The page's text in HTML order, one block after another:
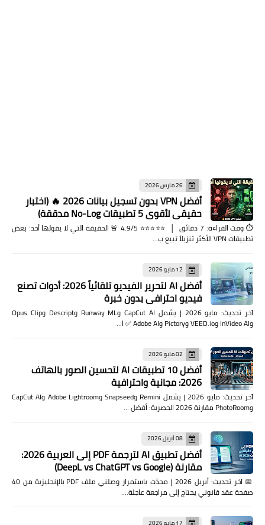
26 مارس 2026
أفضل VPN بدون تسجيل بيانات 2026 🔥 (اختبار
حقيقي لأقوى 5 تطبيقات No-Log مدققة)
⏱️ وقت القراءة: 7 دقائق │ ⭐⭐⭐⭐⭐ 4.9/5 🚨 الحقيقة التي لا يقولها أحد: بعض
تطبيقات VPN الأكثر تنزيلاً تبيع ب…
12 مايو 2026
أفضل AI لتحرير الفيديو تلقائياً 2026: أدوات تصنع
فيديو احترافي بدون خبرة
آخر تحديث: مايو 2026 | يشمل CapCut AI وRunway ML وDescript وOpus Clip
وInVideo AI وVEED.io وPictory وAdobe AI ✅ ا…
02 مايو 2026
أفضل 10 تطبيقات AI لتحسين الصور بالهاتف
2026: مجانية واحترافية
آخر تحديث: مايو 2026 | يشمل Remini وSnapseed وAdobe Lightroom وCapCut AI
وPhotoRoom مقارنة 2026 الحصرية: أفضل …
08 أبريل 2026
أفضل تطبيق AI لترجمة PDF إلى العربية 2026:
مقارنة (DeepL vs ChatGPT vs Google)
📅 آخر تحديث: أبريل 2026 | محدّث باستمرار وصلني ملف PDF بالإنجليزية من 40
صفحة عقد قانوني يحتاج إلى مراجعة عاجلة.…
17 مايو 2026